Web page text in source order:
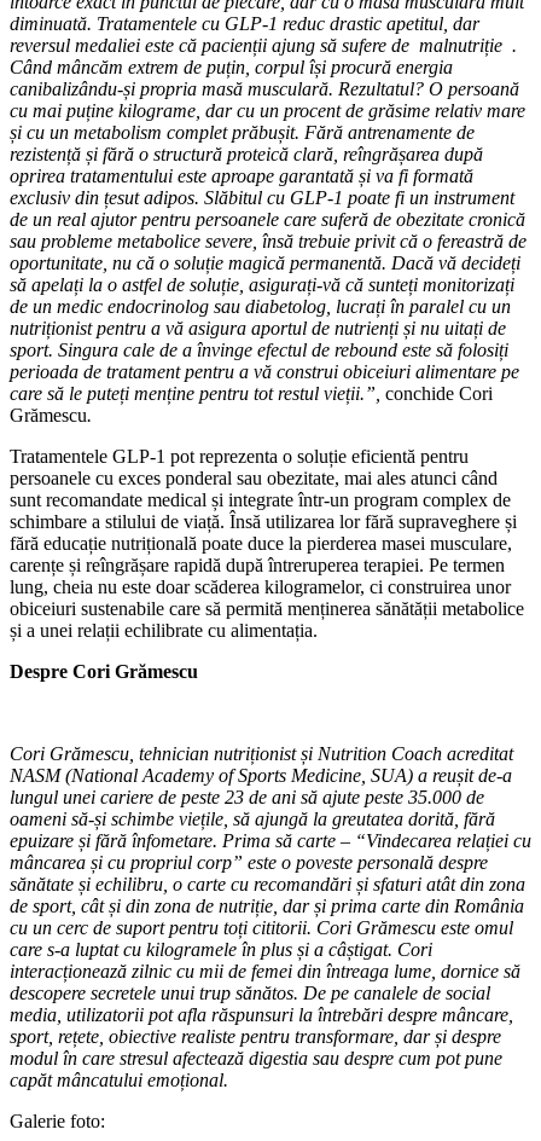
diminuată. Tratamentele cu GLP-1 reduc drastic apetitul, dar
reversul medaliei este că pacienții ajung să sufere de malnutriție .
Când mâncăm extrem de puțin, corpul își procură energia
canibalizându-și propria masă musculară. Rezultatul? O persoană
cu mai puține kilograme, dar cu un procent de grăsime relativ mare
și cu un metabolism complet prăbușit. Fără antrenamente de
rezistență și fără o structură proteică clară, reîngrășarea după
oprirea tratamentului este aproape garantată și va fi formată
exclusiv din țesut adipos. Slăbitul cu GLP-1 poate fi un instrument
de un real ajutor pentru persoanele care suferă de obezitate cronică
sau probleme metabolice severe, însă trebuie privit că o fereastră de
oportunitate, nu că o soluție magică permanentă. Dacă vă decideți
să apelați la o astfel de soluție, asigurați-vă că sunteți monitorizați
de un medic endocrinolog sau diabetolog, lucrați în paralel cu un
nutriționist pentru a vă asigura aportul de nutrienți și nu uitați de
sport. Singura cale de a învinge efectul de rebound este să folosiți
perioada de tratament pentru a vă construi obiceiuri alimentare pe
care să le puteți menține pentru tot restul vieții.”, conchide Cori
Grămescu.
Tratamentele GLP-1 pot reprezenta o soluție eficientă pentru
persoanele cu exces ponderal sau obezitate, mai ales atunci când
sunt recomandate medical și integrate într-un program complex de
schimbare a stilului de viață. Însă utilizarea lor fără supraveghere și
fără educație nutrițională poate duce la pierderea masei musculare,
carențe și reîngrășare rapidă după întreruperea terapiei. Pe termen
lung, cheia nu este doar scăderea kilogramelor, ci construirea unor
obiceiuri sustenabile care să permită menținerea sănătății metabolice
și a unei relații echilibrate cu alimentația.
Despre Cori Grămescu
Cori Grămescu, tehnician nutriționist și Nutrition Coach acreditat
NASM (National Academy of Sports Medicine, SUA) a reușit de-a
lungul unei cariere de peste 23 de ani să ajute peste 35.000 de
oameni să-și schimbe viețile, să ajungă la greutatea dorită, fără
epuizare și fără înfometare. Prima să carte – “Vindecarea relației cu
mâncarea și cu propriul corp” este o poveste personală despre
sănătate și echilibru, o carte cu recomandări și sfaturi atât din zona
de sport, cât și din zona de nutriție, dar și prima carte din România
cu un cerc de suport pentru toți cititorii. Cori Grămescu este omul
care s-a luptat cu kilogramele în plus și a câștigat. Cori
interacționează zilnic cu mii de femei din întreaga lume, dornice să
descopere secretele unui trup sănătos. De pe canalele de social
media, utilizatorii pot afla răspunsuri la întrebări despre mâncare,
sport, rețete, obiective realiste pentru transformare, dar și despre
modul în care stresul afectează digestia sau despre cum pot pune
capăt mâncatului emoțional.
Galerie foto: